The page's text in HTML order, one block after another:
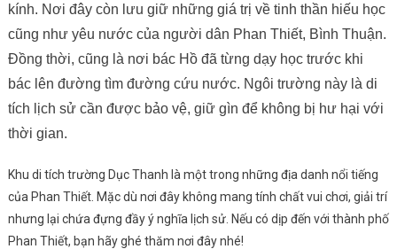
kính. Nơi đây còn lưu giữ những giá trị về tinh thần hiếu học
cũng như yêu nước của người dân Phan Thiết, Bình Thuận.
Đồng thời, cũng là nơi bác Hồ đã từng dạy học trước khi
bác lên đường tìm đường cứu nước. Ngôi trường này là di
tích lịch sử cần được bảo vệ, giữ gìn để không bị hư hại với
thời gian.
Khu di tích trường Dục Thanh là một trong những địa danh nổi tiếng
của Phan Thiết. Mặc dù nơi đây không mang tính chất vui chơi, giải trí
nhưng lại chứa đựng đầy ý nghĩa lịch sử. Nếu có dịp đến với thành phố
Phan Thiết, bạn hãy ghé thăm nơi đây nhé!